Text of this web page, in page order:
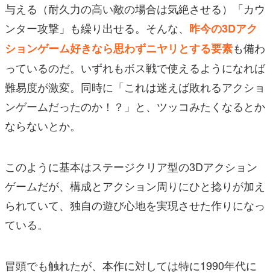
与える（耐久力の高い敵の場合は気絶させる）「カウ
ンター攻撃」も繰り出せる。そんな、 昨今の3Dアク
ションゲーム好きなら思わずニヤリとする要素も備わ
っているのだ。いずれもボス戦で使えるようになれば
難易度が激変。同時に「これは迷えば敗れるアクショ
ンゲームだったのか！？」と、ツッコみたくなるとか
ならないとか。
このように基本はステージクリア型の3Dアクション
ゲームだが、構成とアクション周りにひと捻りが加え
られていて、独自の遊び心地を実現させた作りになっ
ている。
冒頭でも触れたが、本作に対しては特に1990年代に